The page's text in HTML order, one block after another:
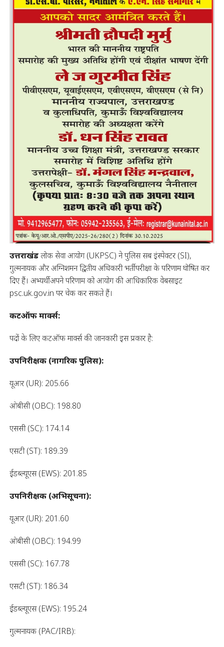
उत्तराखंडलोक सेवा आयोग (UKPSC) ने पुलिस सब इंस्पेक्टर (SI),
गुल्मनायक और अग्निशमन द्वितीय अधिकारी भर्ती परीक्षा के परिणाम घोषित कर
दिए हैं। अभ्यर्थी अपने परिणाम को आयोग की आधिकारिक वेबसाइट
psc.uk.gov.in पर चेक कर सकते हैं।
कटऑफ मार्क्स:
पदों के लिए कटऑफ मार्क्स की जानकारी इस प्रकार है:
उपनिरीक्षक (नागरिक पुलिस):
यूआर (UR): 205.66
ओबीसी (OBC): 198.80
एससी (SC): 174.14
एसटी (ST): 189.39
ईडब्ल्यूएस (EWS): 201.85
उपनिरीक्षक (अभिसूचना):
यूआर (UR): 201.60
ओबीसी (OBC): 194.99
एससी (SC): 167.78
एसटी (ST): 186.34
ईडब्ल्यूएस (EWS): 195.24
गुल्मनायक (PAC/IRB):